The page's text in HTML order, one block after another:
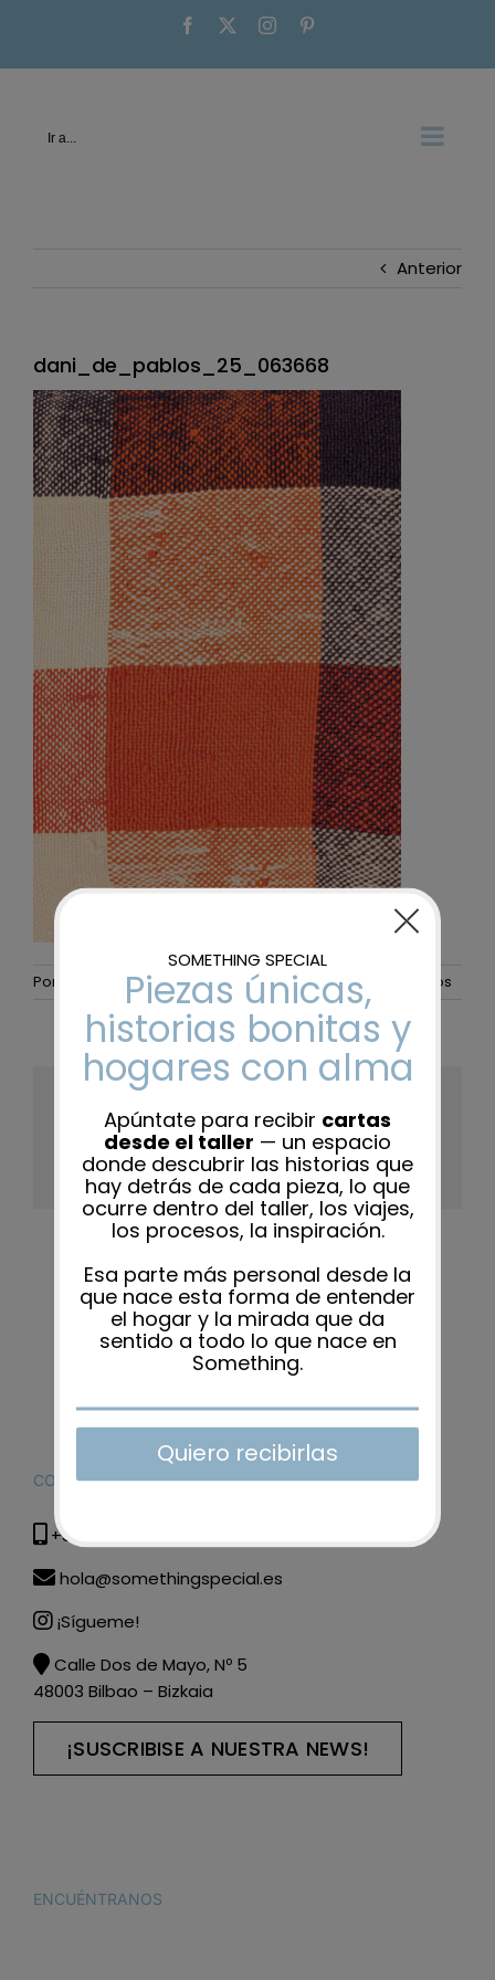
contenido
Facebook Instagram
Ir a...
Anterior
dani_de_pablos_25_063668
Por maider-admin 19 noviembre, 2025 | Sin comentarios
Share This Story, Choose Your
Platform!
Facebook
X RedditLinkedInWhatsApp
TumblrPinterest
Vk Xing
CONTACTO
+34 615 285 608
hola@somethingspecial.es
¡Sígueme!
Calle Dos de Mayo, Nº 5
48003 Bilbao – Bizkaia
¡SUSCRIBISE A NUESTRA NEWS!
ENCUÉNTRANOS